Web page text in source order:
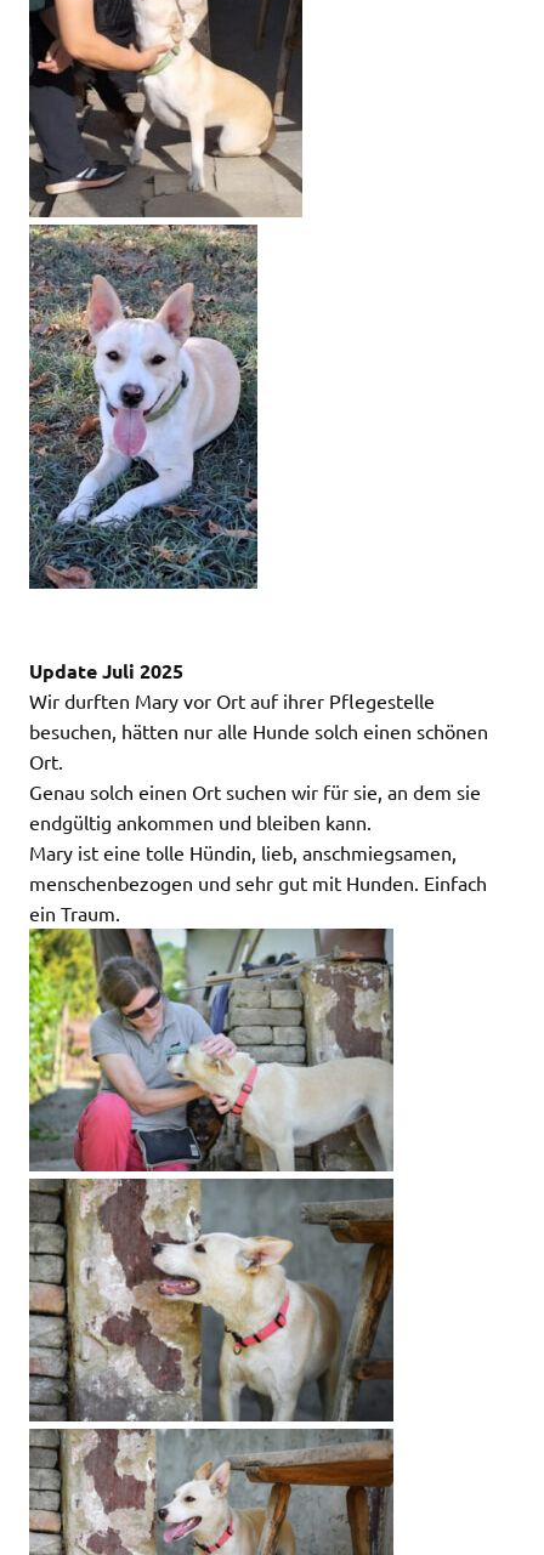
Update Juli 2025
Wir durften Mary vor Ort auf ihrer Pflegestelle
besuchen, hätten nur alle Hunde solch einen schönen
Ort.
Genau solch einen Ort suchen wir für sie, an dem sie
endgültig ankommen und bleiben kann.
Mary ist eine tolle Hündin, lieb, anschmiegsamen,
menschenbezogen und sehr gut mit Hunden. Einfach
ein Traum.